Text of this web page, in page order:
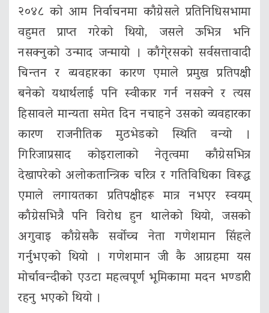
२०४८ को आम निर्वाचनमा काँग्रेसले प्रतिनिधिसभामा
वहुमत प्राप्त गरेको थियो, जसले ऊभित्र भनि
नसक्नुको उन्माद जन्मायो । काँगे्रसको सर्वसत्तावादी
चिन्तन र व्यवहारका कारण एमाले प्रमुख प्रतिपक्षी
बनेको यथार्थलाई पनि स्वीकार गर्न नसक्ने र त्यस
हिसावले मान्यता समेत दिन नचाहने उसको व्यवहारका
कारण राजनीतिक मुठभेडको स्थिति वन्यो ।
गिरिजाप्रसाद कोइरालाको नेतृत्वमा काँग्रेसभित्र
देखापरेको अलोकतान्त्रिक चरित्र र गतिविधिका विरूद्ध
एमाले लगायतका प्रतिपक्षीहरू मात्र नभएर स्वयम्
काँग्रेसभित्रै पनि विरोध हुन थालेको थियो, जसको
अगुवाइ काँग्रेसकै सर्वोच्च नेता गणेशमान सिंहले
गर्नुभएको थियो । गणेशमान जी कै आग्रहमा यस
मोर्चावन्दीको एउटा महत्वपूर्ण भूमिकामा मदन भण्डारी
रहनु भएको थियो ।